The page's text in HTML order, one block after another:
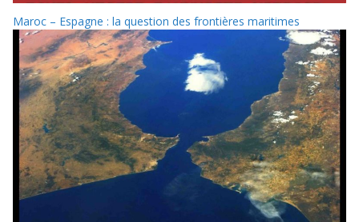
Maroc – Espagne : la question des frontières maritimes